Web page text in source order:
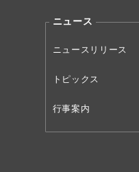
ニュース
ニュースリリース
トピックス
行事案内